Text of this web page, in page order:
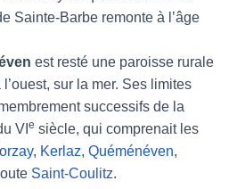
Sainte-Barbe remonte à l’âge
est resté une paroisse rurale
sur la mer. Ses limites
successifs de la
VI e siècle, qui comprenait les
, Kerlaz, Quéménéven,
Saint-Coulitz.